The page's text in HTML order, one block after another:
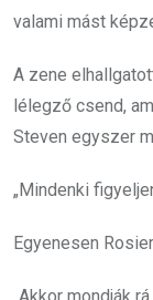
valami mást
A zene
lélegző csend,
Steven egyszer
„Mindenki
Egyenesen